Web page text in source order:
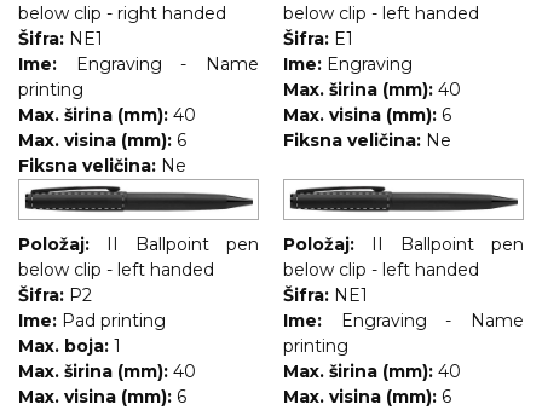
below clip - right handed
Šifra: NE1
Ime:
Engraving - Name
printing
Max. širina (mm): 40
Max. visina (mm): 6
Fiksna veličina: Ne
below clip - left handed
Šifra: E1
Ime: Engraving
Max. širina (mm): 40
Max. visina (mm): 6
Fiksna veličina: Ne
Položaj:
II Ballpoint pen
below clip - left handed
Šifra: P2
Ime: Pad printing
Max. boja: 1
Max. širina (mm): 40
Max. visina (mm): 6
Položaj:
II Ballpoint pen
below clip - left handed
Šifra: NE1
Ime:
Engraving - Name
printing
Max. širina (mm): 40
Max. visina (mm): 6